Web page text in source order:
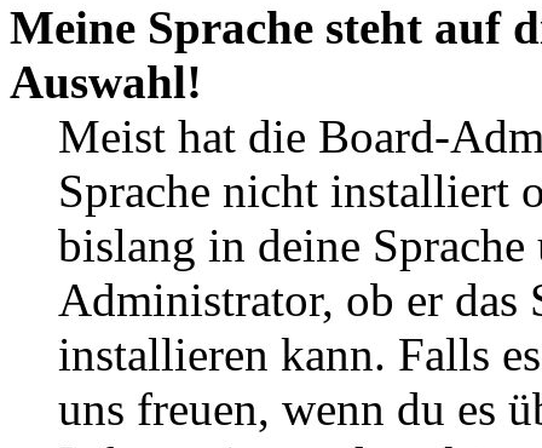
Meine Sprache steht auf
Auswahl!
Meist hat die Board-
Sprache nicht installiert
bislang in deine
Administrator, ob er das
installieren kann. Falls
uns freuen, wenn du es